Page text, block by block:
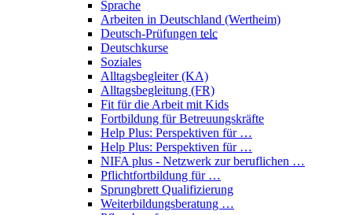
Sprache
Arbeiten in Deutschland (Wertheim)
Deutsch-Prüfungen telc
Deutschkurse
Soziales
Alltagsbegleiter (KA)
Alltagsbegleitung (FR)
Fit für die Arbeit mit Kids
Fortbildung für Betreuungskräfte
Help Plus: Perspektiven für …
Help Plus: Perspektiven für …
NIFA plus - Netzwerk zur beruflichen …
Pflichtfortbildung für …
Sprungbrett Qualifizierung
Weiterbildungsberatung …